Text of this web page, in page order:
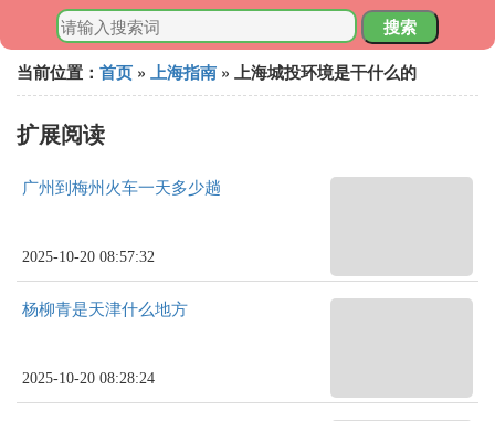
搜索
当前位置： 首页 » 上海指南 » 上海城投环境是干什么的
扩展阅读
广州到梅州火车一天多少趟
2025-10-20 08:57:32
杨柳青是天津什么地方
2025-10-20 08:28:24